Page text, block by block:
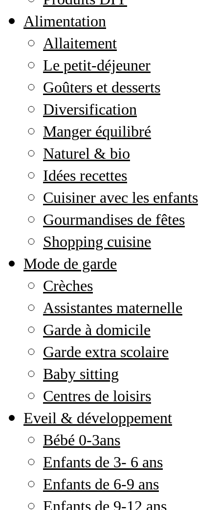
Alimentation
Allaitement
Le petit-déjeuner
Goûters et desserts
Diversification
Manger équilibré
Naturel & bio
Idées recettes
Cuisiner avec les enfants
Gourmandises de fêtes
Shopping cuisine
Mode de garde
Crèches
Assistantes maternelle
Garde à domicile
Garde extra scolaire
Baby sitting
Centres de loisirs
Eveil & développement
Bébé 0-3ans
Enfants de 3- 6 ans
Enfants de 6-9 ans
Enfants de 9-12 ans